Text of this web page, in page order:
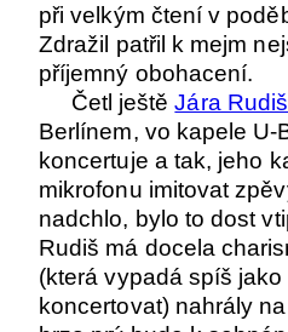
při velkým čtení v
Zdražil patřil k mejm
příjemný obohacení.
Četl ještěJára Rudiš
Berlínem, vo kapele
koncertuje a tak, jeho
mikrofonu imitovat
nadchlo, bylo to dost
Rudiš má docela
(která vypadá spíš
koncertovat) nahrály